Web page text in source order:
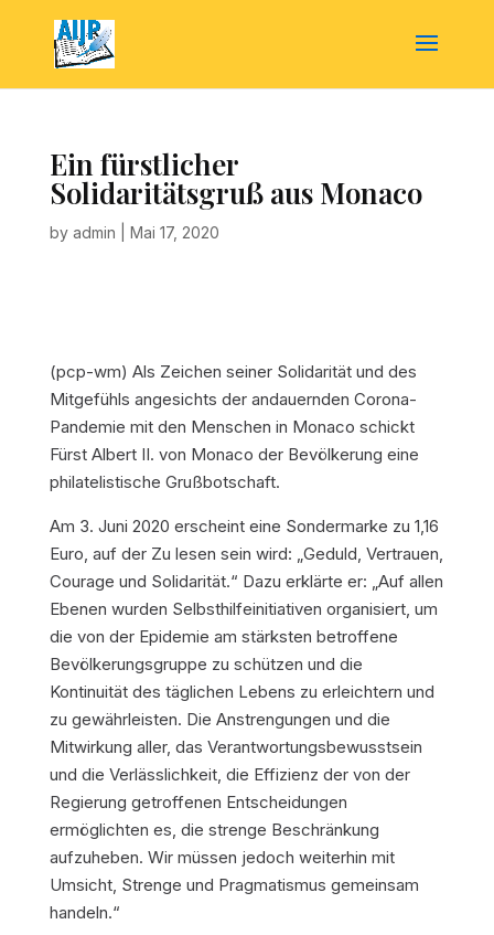
Ein fürstlicher
Solidaritätsgruß aus Monaco
by admin Mai 17, 2020
(pcp-wm) Als Zeichen seiner Solidarität und des
Mitgefühls angesichts der andauernden Corona-
Pandemie mit den Menschen in Monaco schickt
Fürst Albert II. von Monaco der Bevölkerung eine
philatelistische Grußbotschaft.
Am 3. Juni 2020 erscheint eine Sondermarke zu 1,16
Euro, auf der Zu lesen sein wird: „Geduld, Vertrauen,
Courage und Solidarität.“ Dazu erklärte er: „Auf allen
Ebenen wurden Selbsthilfeinitiativen organisiert, um
die von der Epidemie am stärksten betroffene
Bevölkerungsgruppe zu schützen und die
Kontinuität des täglichen Lebens zu erleichtern und
zu gewährleisten. Die Anstrengungen und die
Mitwirkung aller, das Verantwortungsbewusstsein
und die Verlässlichkeit, die Effizienz der von der
Regierung getroffenen Entscheidungen
ermöglichten es, die strenge Beschränkung
aufzuheben. Wir müssen jedoch weiterhin mit
Umsicht, Strenge und Pragmatismus gemeinsam
handeln.“